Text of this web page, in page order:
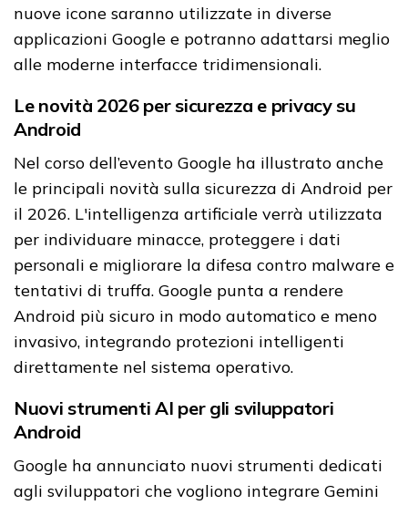
nuove icone saranno utilizzate in diverse
applicazioni Google e potranno adattarsi meglio
alle moderne interfacce tridimensionali.
Le novità 2026 per sicurezza e privacy su
Android
Nel corso dell’evento Google ha illustrato anche
le principali novità sulla sicurezza di Android per
il 2026. L'intelligenza artificiale verrà utilizzata
per individuare minacce, proteggere i dati
personali e migliorare la difesa contro malware e
tentativi di truffa. Google punta a rendere
Android più sicuro in modo automatico e meno
invasivo, integrando protezioni intelligenti
direttamente nel sistema operativo.
Nuovi strumenti AI per gli sviluppatori
Android
Google ha annunciato nuovi strumenti dedicati
agli sviluppatori che vogliono integrare Gemini